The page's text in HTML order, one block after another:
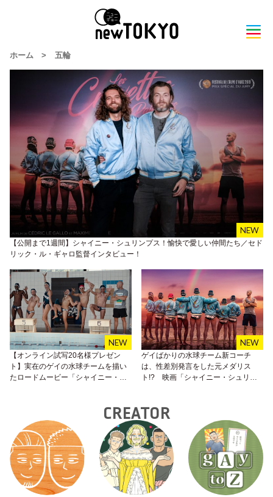
ホーム > 五輪
【公開まで1週間】シャイニー・シュリンプス！愉快で愛しい仲間たち／セド
リック・ル・ギャロ監督インタビュー！
【オンライン試写20名様プレゼン
ト】実在のゲイの水球チームを描い
たロードムービー「シャイニー・シ
ゲイばかりの水球チーム新コーチ
は、性差別発言をした元メダリス
ト!? 映画「シャイニー・シュリン
CREATOR